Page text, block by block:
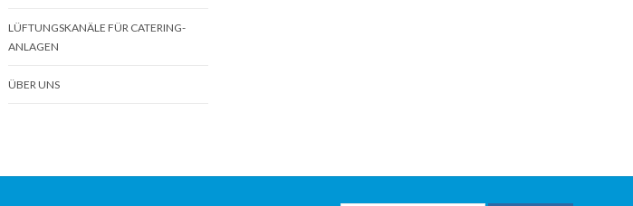
LÜFTUNGSKANÄLE FÜR CATERING-
ANLAGEN
ÜBER UNS